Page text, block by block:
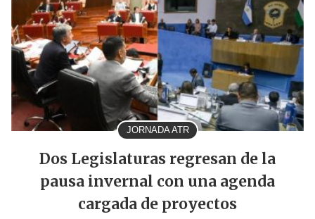
JORNADA ATR
Dos Legislaturas regresan de la
pausa invernal con una agenda
cargada de proyectos